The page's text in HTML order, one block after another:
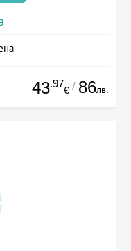
43.97
€ / 86лв.